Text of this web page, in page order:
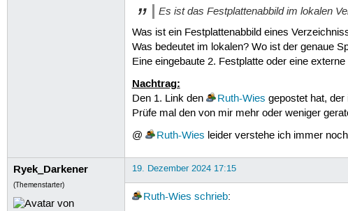
Es ist das Festplattenabbild im lokalen
Was ist ein Festplattenabbild eines
Was bedeutet im lokalen? Wo ist der genaue
Eine eingebaute 2. Festplatte oder eine
Nachtrag:
Den 1. Link den Ruth-Wies gepostet hat,
Prüfe mal den von mir mehr oder weniger
@
Ruth-Wies leider verstehe ich immer
Ryek_Darkener
(Themenstarter)
19. Dezember 2024 17:15
Ruth-Wies schrieb: